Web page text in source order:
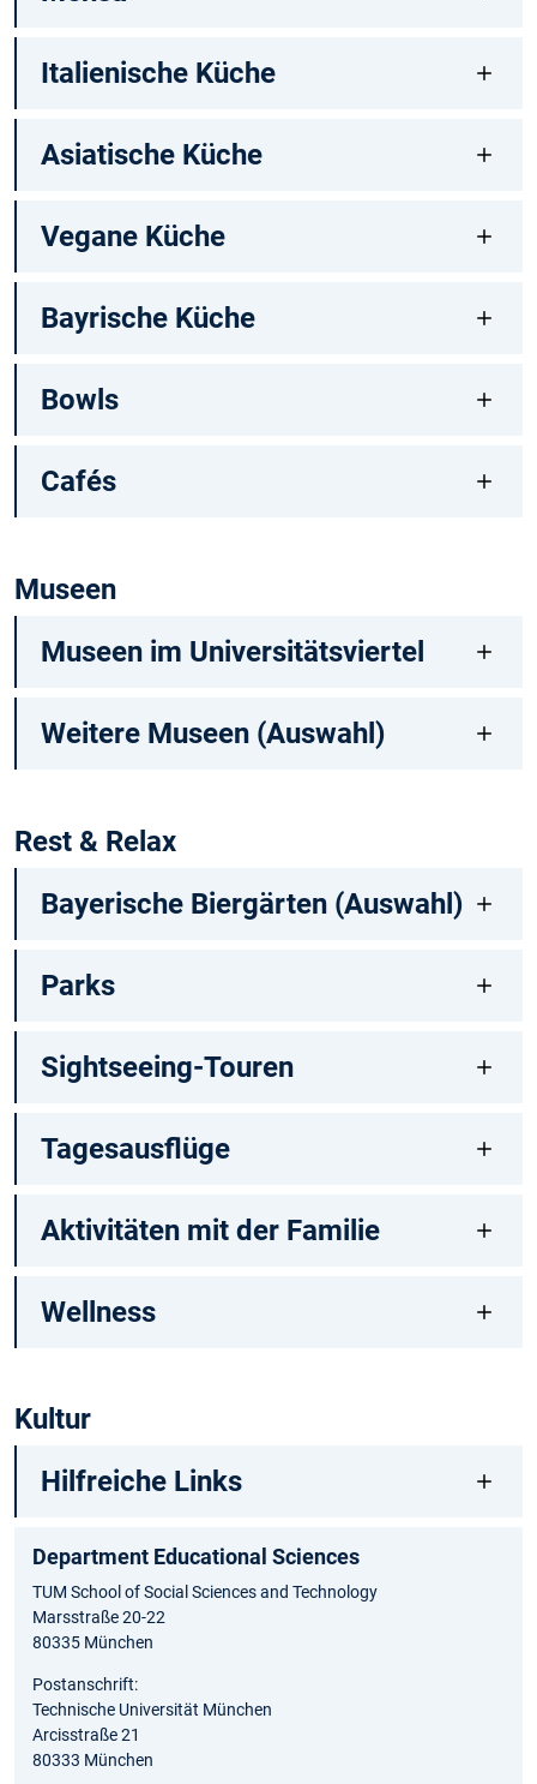
Italienische Küche
Asiatische Küche
Vegane Küche
Bayrische Küche
Bowls
Cafés
Museen
Museen im Universitätsviertel
Weitere Museen (Auswahl)
Rest & Relax
Bayerische Biergärten (Auswahl)
Parks
Sightseeing-Touren
Tagesausflüge
Aktivitäten mit der Familie
Wellness
Kultur
Hilfreiche Links
Department Educational Sciences
TUM School of Social Sciences and Technology
Marsstraße 20-22
80335 München
Postanschrift:
Technische Universität München
Arcisstraße 21
80333 München